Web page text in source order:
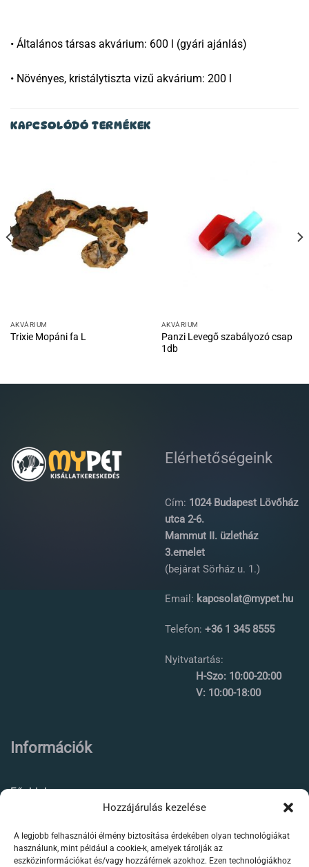
Hozzájárulás kezelése
A legjobb felhasználói élmény biztosítása érdekében olyan technológiákat
használunk, mint például a cookie-k, amelyek tárolják az
eszközinformációkat és/vagy hozzáférnek azokhoz. Ezen technológiákhoz
• Általános társas akvárium: 600 l (gyári ajánlás)
• Növényes, kristálytiszta vizű akvárium: 200 l
KAPCSOLÓDÓ TERMÉKEK
AKVÁRIUM
Trixie Mopáni fa L
AKVÁRIUM
Panzi Levegő szabályozó csap
1db
Elérhetőségeink
Cím: 1024 Budapest Lövőház
utca 2-6.
Mammut II. üzletház
3.emelet
(bejárat Sörház u. 1.)
Email: kapcsolat@mypet.hu
Telefon: +36 1 345 8555
Nyitvatartás:
H-Szo: 10:00-20:00
V: 10:00-18:00
Információk
Főoldal
Élőállat kereskedés